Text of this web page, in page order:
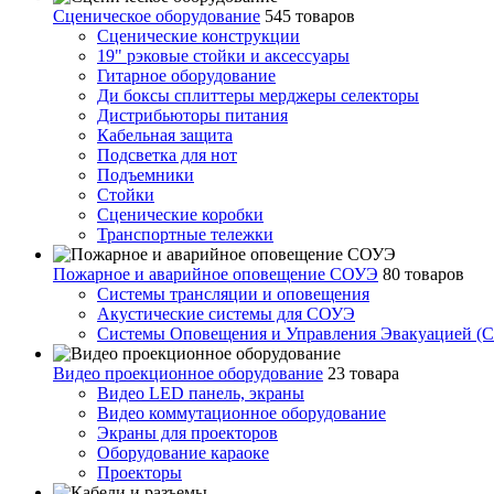
Сценическое оборудование 545 товаров
Сценические конструкции
19" рэковые стойки и аксесcуары
Гитарное оборудование
Ди боксы сплиттеры мерджеры селекторы
Дистрибьюторы питания
Кабельная защита
Подсветка для нот
Подъемники
Стойки
Сценические коробки
Транспортные тележки
Пожарное и аварийное оповещение СОУЭ 80 товаров
Cистемы трансляции и оповещения
Акустические системы для СОУЭ
Системы Оповещения и Управления Эвакуацией
Видео проекционное оборудование 23 товара
Видео LED панель, экраны
Видео коммутационное оборудование
Экраны для проекторов
Оборудование караоке
Проекторы